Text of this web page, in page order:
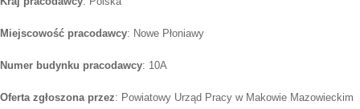
Miejscowość pracodawcy: Nowe Płoniawy
Numer budynku pracodawcy: 10A
Oferta zgłoszona przez: Powiatowy Urząd Pracy w Makowie Mazowieckim